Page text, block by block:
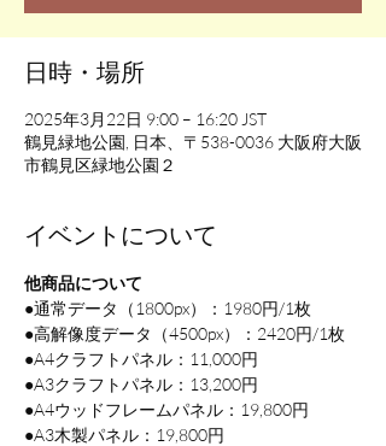
日時・場所
2025年3月22日 9:00 – 16:20 JST
鶴見緑地公園, 日本、〒538-0036 大阪府大阪
市鶴見区緑地公園２
イベントについて
他商品について
●通常データ（1800px）：1980円/1枚
●高解像度データ（4500px）：2420円/1枚
●A4クラフトパネル：11,000円
●A3クラフトパネル：13,200円
●A4ウッドフレームパネル：19,800円
●A3木製パネル：19,800円